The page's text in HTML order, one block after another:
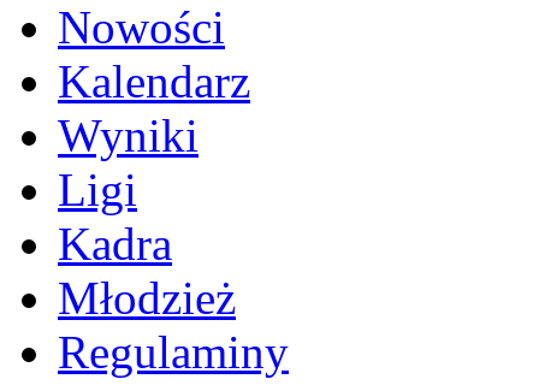
Nowości
Kalendarz
Wyniki
Ligi
Kadra
Młodzież
Regulaminy